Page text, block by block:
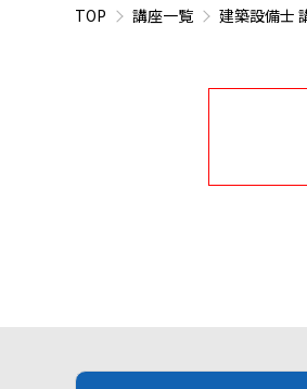
TOP 講座一覧 建築設備士